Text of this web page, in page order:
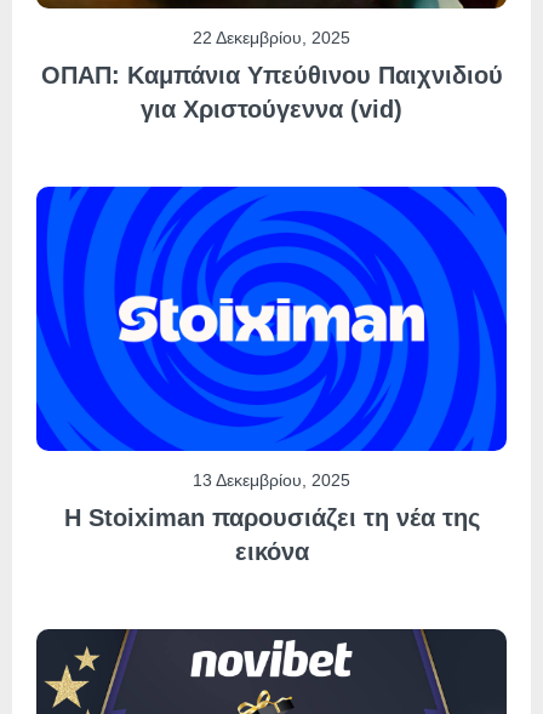
22 Δεκεμβρίου, 2025
ΟΠΑΠ: Καμπάνια Υπεύθινου Παιχνιδιού
για Χριστούγεννα (vid)
13 Δεκεμβρίου, 2025
Η Stoiximan παρουσιάζει τη νέα της
εικόνα